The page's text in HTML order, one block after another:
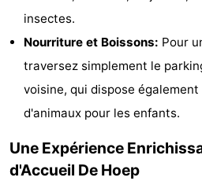
Musées
Monuments
Églises
Points
de
Attractions
-
insectes.
Nourriture et Boissons: Pour
traversez simplement le
voisine, qui dispose
d'animaux pour les enfants.
Une Expérience
d'Accueil De Hoep